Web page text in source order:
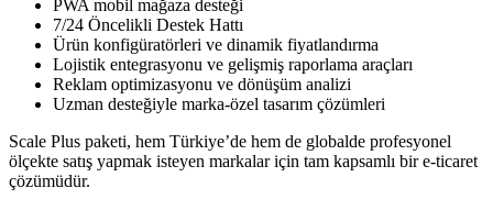
PWA mobil mağaza desteği
7/24 Öncelikli Destek Hattı
Ürün konfigüratörleri ve dinamik fiyatlandırma
Lojistik entegrasyonu ve gelişmiş raporlama araçları
Reklam optimizasyonu ve dönüşüm analizi
Uzman desteğiyle marka-özel tasarım çözümleri
Scale Plus paketi, hem Türkiye’de hem de globalde profesyonel
ölçekte satış yapmak isteyen markalar için tam kapsamlı bir e-ticaret
çözümüdür.